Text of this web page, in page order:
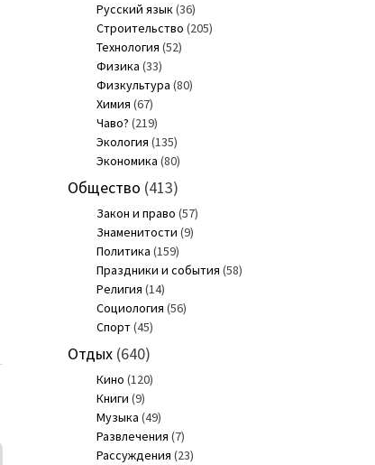
Русский язык(36)
Строительство (205)
Технология (52)
Физика (33)
Физкультура (80)
Химия (67)
Чаво? (219)
Экология (135)
Экономика (80)
Общество (413)
Закон и право (57)
Знаменитости (9)
Политика (159)
Праздники и события (58)
Религия (14)
Социология (56)
Спорт(45)
Отдых(640)
Кино (120)
Книги (9)
Музыка (49)
Развлечения (7)
Рассуждения (23)